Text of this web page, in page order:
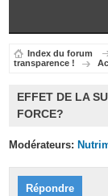
Index du forum
transparence !
EFFET DE LA
FORCE?
Modérateurs:
Répondre